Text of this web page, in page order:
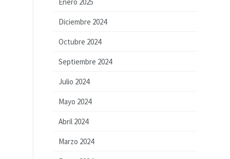
Enero 2025
Diciembre 2024
Octubre 2024
Septiembre 2024
Julio 2024
Mayo 2024
Abril 2024
Marzo 2024